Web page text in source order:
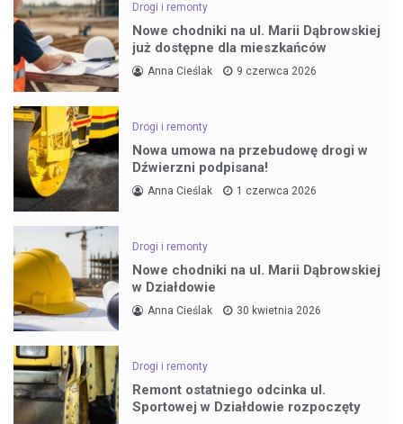
Drogi i remonty
Nowe chodniki na ul. Marii Dąbrowskiej
już dostępne dla mieszkańców
Anna Cieślak 9 czerwca 2026
Drogi i remonty
Nowa umowa na przebudowę drogi w
Dźwierzni podpisana!
Anna Cieślak 1 czerwca 2026
Drogi i remonty
Nowe chodniki na ul. Marii Dąbrowskiej
w Działdowie
Anna Cieślak 30 kwietnia 2026
Drogi i remonty
Remont ostatniego odcinka ul.
Sportowej w Działdowie rozpoczęty